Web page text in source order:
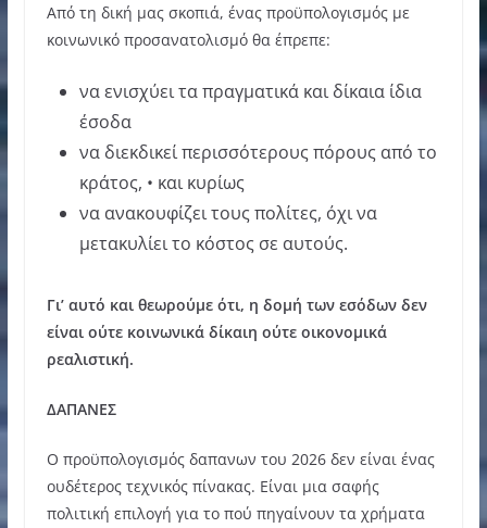
Από τη δική μας σκοπιά, ένας προϋπολογισμός με
κοινωνικό προσανατολισμό θα έπρεπε:
να ενισχύει τα πραγματικά και δίκαια ίδια
έσοδα
να διεκδικεί περισσότερους πόρους από το
κράτος, • και κυρίως
να ανακουφίζει τους πολίτες, όχι να
μετακυλίει το κόστος σε αυτούς.
Γι’ αυτό και θεωρούμε ότι, η δομή των εσόδων δεν
είναι ούτε κοινωνικά δίκαιη ούτε οικονομικά
ρεαλιστική.
ΔΑΠΑΝΕΣ
Ο προϋπολογισμός δαπανων του 2026 δεν είναι ένας
ουδέτερος τεχνικός πίνακας. Είναι μια σαφής
πολιτική επιλογή για το πού πηγαίνουν τα χρήματα